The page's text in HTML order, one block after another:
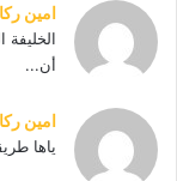
امين
أن...
امين
ياها